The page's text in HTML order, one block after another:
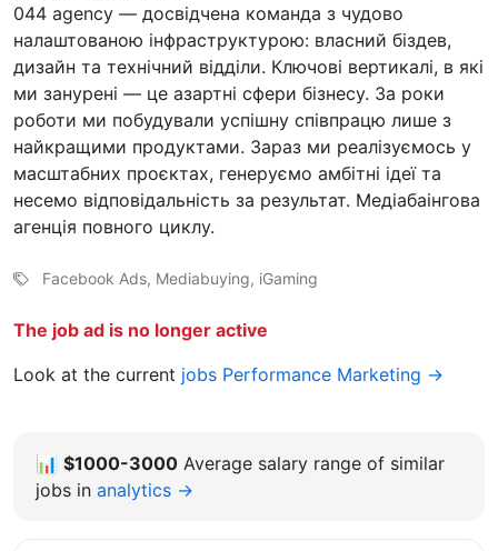
044 agency — досвідчена команда з чудово
налаштованою інфраструктурою: власний біздев,
дизайн та технічний відділи. Ключові вертикалі, в які
ми занурені — це азартні сфери бізнесу. За роки
роботи ми побудували успішну співпрацю лише з
найкращими продуктами. Зараз ми реалізуємось у
масштабних проєктах, генеруємо амбітні ідеї та
несемо відповідальність за результат. Медiабаiнгова
агенцiя повного циклу.
Facebook Ads, Mediabuying, iGaming
The job ad is no longer active
Look at the current jobs Performance Marketing →
📊 $1000-3000 Average salary range of similar
jobs in analytics →